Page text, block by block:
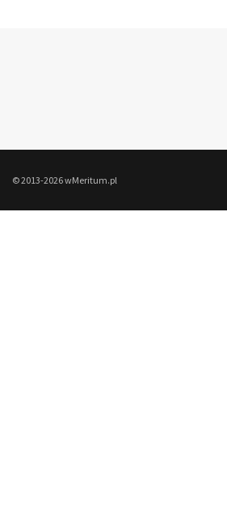
© 2013-2026 wMeritum.pl